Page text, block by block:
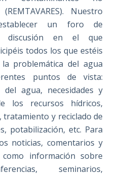
Nuestro
un foro de
discusión en el que
todos los que estéis
problemática del agua
puntos de vista:
agua, necesidades y
los recursos hídricos,
tratamiento y reciclado de
potabilización, etc. Para
noticias, comentarios y
como información sobre
seminarios,